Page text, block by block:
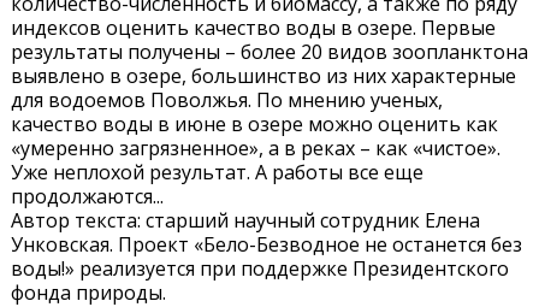
индексов оценить качество воды в озере. Первые
результаты получены – более 20 видов зоопланктона
выявлено в озере, большинство из них характерные
для водоемов Поволжья. По мнению ученых,
качество воды в июне в озере можно оценить как
«умеренно загрязненное», а в реках – как «чистое».
Уже неплохой результат. А работы все еще
продолжаются...
Автор текста: старший научный сотрудник Елена
Унковская. Проект «Бело-Безводное не останется без
воды!» реализуется при поддержке Президентского
фонда природы.